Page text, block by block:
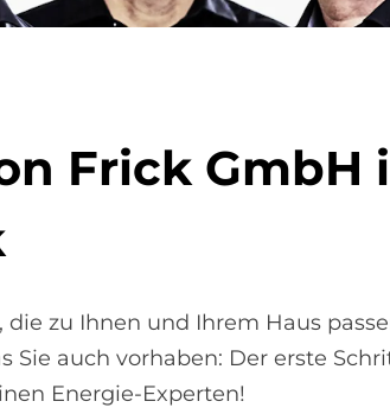
Frick GmbH
zu Ihnen und Ihrem Haus
Sie auch vorhaben: Der erste
Energie-Experten!